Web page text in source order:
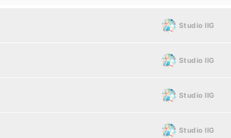
Studio IIG
Studio IIG
Studio IIG
Studio IIG